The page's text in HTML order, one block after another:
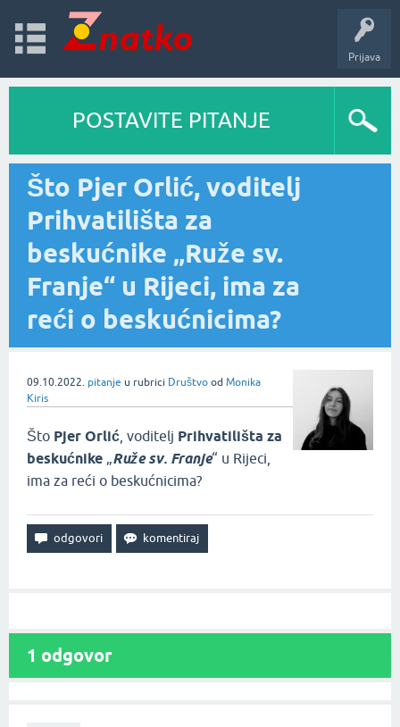
Prijava
POSTAVITE PITANJE
Što Pjer Orlić, voditelj
Prihvatilišta za
beskućnike „Ruže sv.
Franje“ u Rijeci, ima za
reći o beskućnicima?
09.10.2022. pitanje u rubrici Društvo od Monika
Kiris
Što Pjer Orlić , voditelj Prihvatilišta za
beskućnike „Ruže sv. Franje“ u Rijeci,
ima za reći o beskućnicima?
1 odgovor